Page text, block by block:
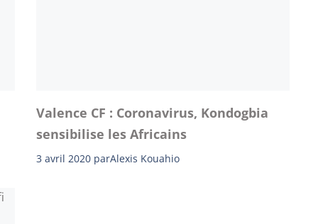
Valence CF : Coronavirus, Kondogbia
sensibilise les Africains
3 avril 2020 parAlexis Kouahio